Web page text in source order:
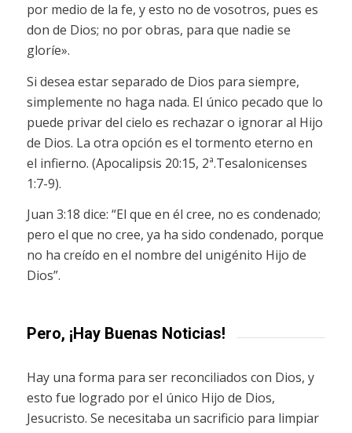
por medio de la fe, y esto no de vosotros, pues es
don de Dios; no por obras, para que nadie se
gloríe».
Si desea estar separado de Dios para siempre,
simplemente no haga nada. El único pecado que lo
puede privar del cielo es rechazar o ignorar al Hijo
de Dios. La otra opción es el tormento eterno en
el infierno. (Apocalipsis 20:15, 2ª.Tesalonicenses
1:7-9).
Juan 3:18 dice: “El que en él cree, no es condenado;
pero el que no cree, ya ha sido condenado, porque
no ha creído en el nombre del unigénito Hijo de
Dios”.
Pero, ¡Hay Buenas Noticias!
Hay una forma para ser reconciliados con Dios, y
esto fue logrado por el único Hijo de Dios,
Jesucristo. Se necesitaba un sacrificio para limpiar